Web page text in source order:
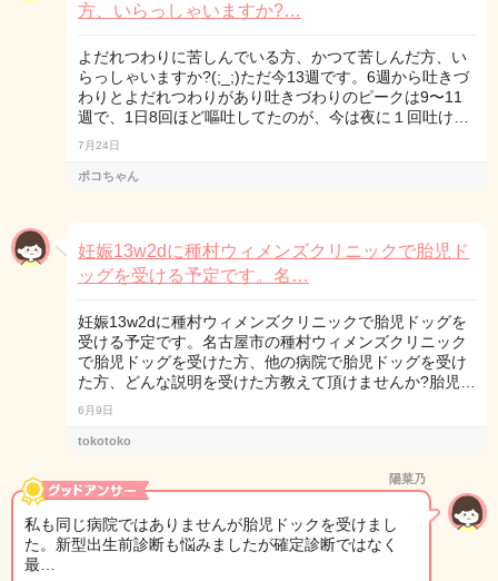
方、いらっしゃいますか?…
よだれつわりに苦しんでいる方、かつて苦しんだ方、い
らっしゃいますか?(;_;)ただ今13週です。6週から吐きづ
わりとよだれつわりがあり吐きづわりのピークは9〜11
週で、1日8回ほど嘔吐してたのが、今は夜に１回吐け…
7月24日
ポコちゃん
妊娠13w2dに種村ウィメンズクリニックで胎児ド
ッグを受ける予定です。名…
妊娠13w2dに種村ウィメンズクリニックで胎児ドッグを
受ける予定です。名古屋市の種村ウィメンズクリニック
で胎児ドッグを受けた方、他の病院で胎児ドッグを受け
た方、どんな説明を受けた方教えて頂けませんか?胎児…
6月9日
tokotoko
陽菜乃
私も同じ病院ではありませんが胎児ドックを受けまし
た。新型出生前診断も悩みましたが確定診断ではなく
最…